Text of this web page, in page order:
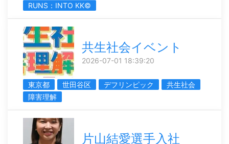
RUNS：INTO KK©
共生社会イベント
2026-07-01 18:39:20
東京都 世田谷区 デフリンピック
共生社会
障害理解
片山結愛選手入社